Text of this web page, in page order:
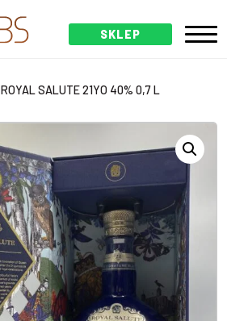
SKLEP
ROYAL SALUTE 21YO 40% 0,7 L